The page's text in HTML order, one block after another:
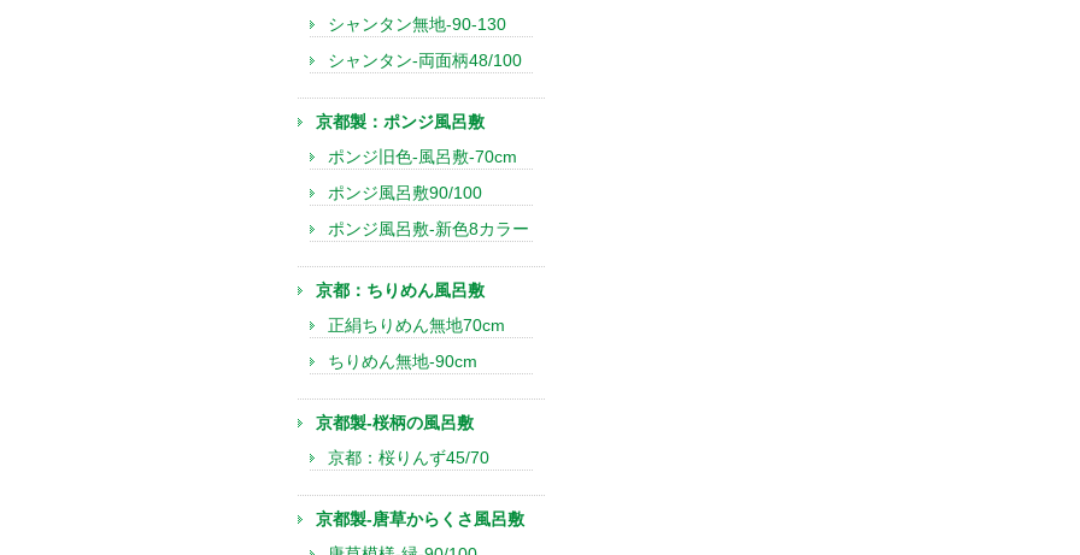
シャンタン無地-90-130
シャンタン-両面柄48/100
京都製：ポンジ風呂敷
ポンジ旧色-風呂敷-70cm
ポンジ風呂敷90/100
ポンジ風呂敷-新色8カラー
京都：ちりめん風呂敷
正絹ちりめん無地70cm
ちりめん無地-90cm
京都製-桜柄の風呂敷
京都：桜りんず45/70
京都製-唐草からくさ風呂敷